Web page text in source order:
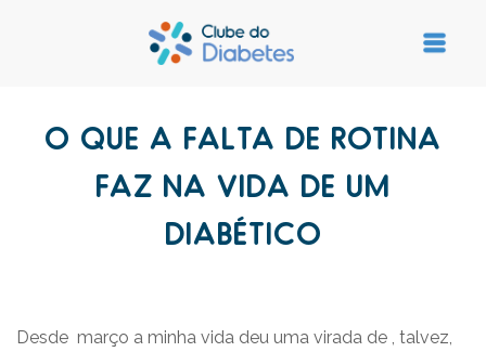
O QUE A FALTA DE ROTINA
FAZ NA VIDA DE UM
DIABÉTICO
Desde março a minha vida deu uma virada de , talvez,